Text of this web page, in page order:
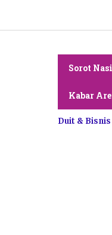
konten
Sorot
Kabar
Duit & Bisnis